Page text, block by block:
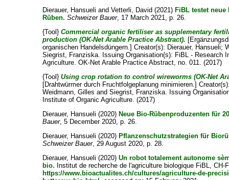
Dierauer, Hansueli andVetterli, David (2021) FiBL testet
Rüben. Schweizer Bauer, 17 March 2021, p. 26.
{Tool}Commercial organic fertiliser as supplementary
production (OK-Net Arable Practice Abstract).
organischen Handelsdüngern.]Creator(s): Dierauer, Hansueli;
Siegrist, Franziska. Issuing Organisation(s): FiBL - Research
Agriculture. OK-Net Arable Practice Abstract, no. 011. (2017)
{Tool}Using crop rotation to control wireworms (OK-Net
[Drahtwürmer durch Fruchtfolgeplanung minimieren.]
Weidmann, Gilles andSiegrist, Franziska. Issuing
Institute of Organic Agriculture. (2017)
Dierauer, Hansueli (2020) Neue Bio-Rübenproduzenten für
Bauer, 5 December 2020, p. 26.
Dierauer, Hansueli (2020) Pflanzenschutzstrategien für
Schweizer Bauer, 29 August 2020, p. 28.
Dierauer, Hansueli (2020)Un robot totalement autonome
bio. Institut de recherche de l'agriculture biologique FiBL, CH-
https://www.bioactualites.ch/cultures/agriculture-de-